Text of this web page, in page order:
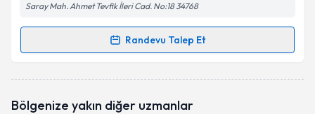
Kişisel verilerimin işlenmesine ilişkinAydınlatma
kapsamda işlenmesini kabul ediyorum.
Saray Mah. Ahmet Tevfik İleri Cad. No:18 34768
Randevu Talep Et
Randevu Takvimi Talebi
oluşturun. Size bu uzmandan randevu almanız için bir
Bölgenize yakın diğer uzmanlar